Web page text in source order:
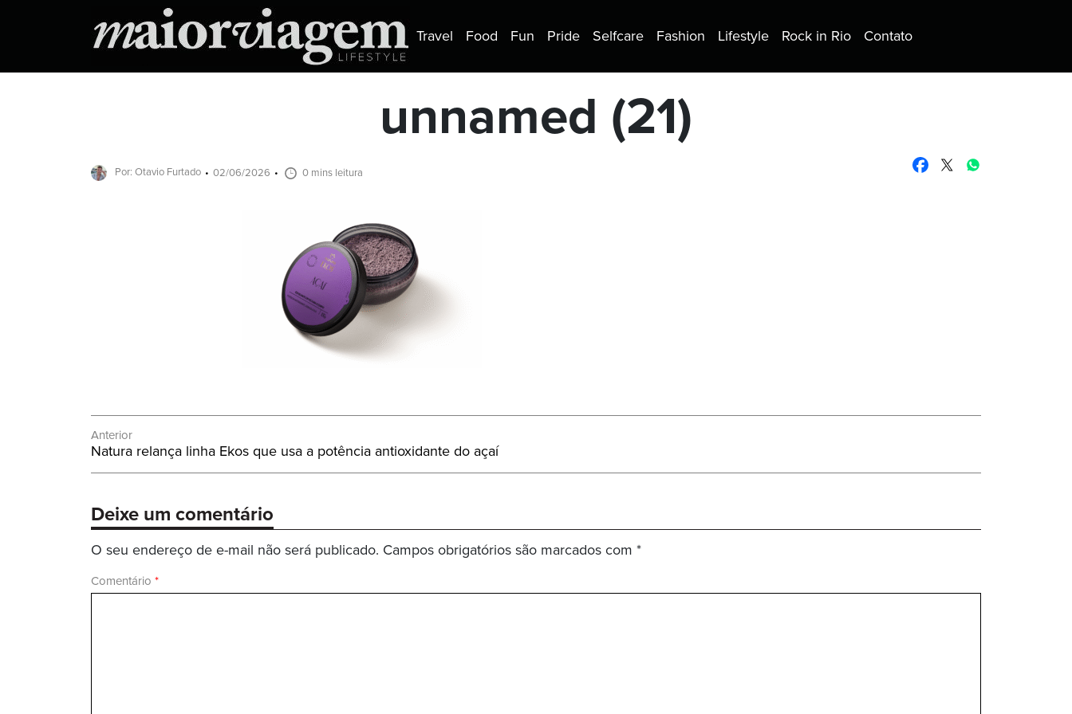
Travel Food Fun Pride Selfcare Fashion Lifestyle Rock in Rio Contato
unnamed (21)
Por: Otavio Furtado 02/06/2026 0 mins leitura
Navegação
de
Anterior
Post
Anterior:
Natura relança linha Ekos que usa a potência antioxidante do açaí
Deixe um comentário
O seu endereço de e-mail não será publicado. Campos obrigatórios são marcados com *
Comentário *